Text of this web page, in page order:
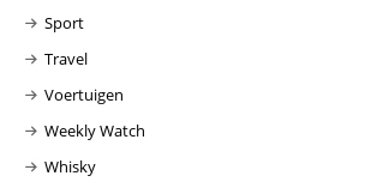
Sport
Travel
Voertuigen
Weekly Watch
Whisky